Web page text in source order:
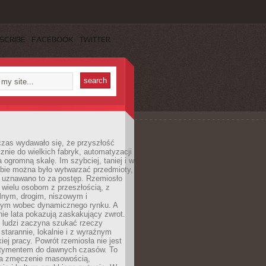
FACEBOOK TWITTER
wydawało się, że przyszłość
do wielkich fabryk, automatyzacji
ogromną skalę. Im szybciej, taniej i w
można było wytwarzać przedmioty,
to za postęp. Rzemiosło
wielu osobom z przeszłością, z
drogim, niszowym i
wobec dynamicznego rynku. A
lata pokazują zaskakujący zwrot.
ludzi zaczyna szukać rzeczy
lokalnie i z wyraźnym
pracy. Powrót rzemiosła nie jest
do dawnych czasów. To
zmęczenie masowością,